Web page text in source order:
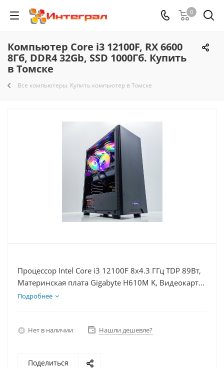
0
Компьютер Core i3 12100F, RX 6600
8Гб, DDR4 32Gb, SSD 1000Гб. Купить
в Томске
Все компьютеры. Купить компьютер в Томске
Процессор Intel Core i3 12100F 8x4.3 ГГц TDP 89Вт,
Материнская плата Gigabyte H610M K, Видеокарта
RX 6600 8Гб, Память DDR4 32Gb, Диски SSD
Подробнее
Нет в наличии Нашли дешевле?
Поделиться